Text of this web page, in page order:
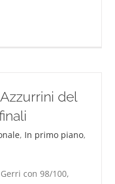
del
, In primo piano,
con 98/100,